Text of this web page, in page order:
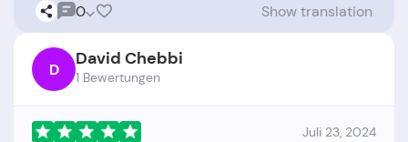
0 Show translation
D David Chebbi
1 Bewertungen
Juli 23, 2024